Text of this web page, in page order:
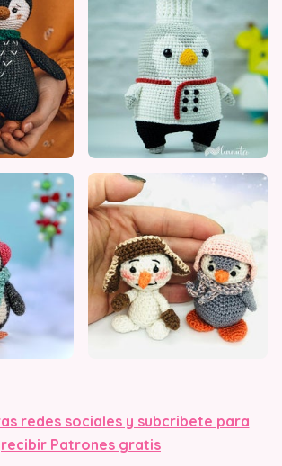
redes sociales y subcribete para
recibir Patrones gratis